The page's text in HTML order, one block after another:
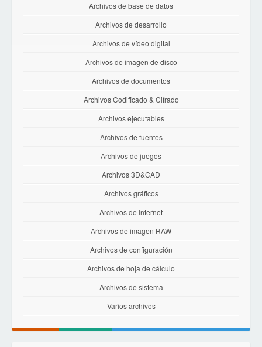
Archivos de base de datos
Archivos de desarrollo
Archivos de vídeo digital
Archivos de imagen de disco
Archivos de documentos
Archivos Codificado & Cifrado
Archivos ejecutables
Archivos de fuentes
Archivos de juegos
Archivos 3D&CAD
Archivos gráficos
Archivos de Internet
Archivos de imagen RAW
Archivos de configuración
Archivos de hoja de cálculo
Archivos de sistema
Varios archivos